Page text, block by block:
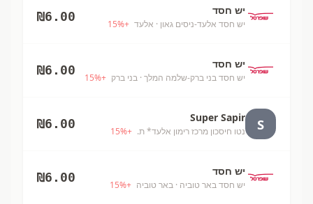
יש חסד
יש חסד אלעד-ניסים גאון · אלעד +
15%
₪6.00
יש חסד
יש חסד בני ברק-שלמה המלך · בני ברק +
15%
₪6.00
S
Super Sapir
נטו חיסכון מרכז רימון אלעד* ת. +
15%
₪6.00
יש חסד
יש חסד באר טוביה · באר טוביה +
15%
₪6.00